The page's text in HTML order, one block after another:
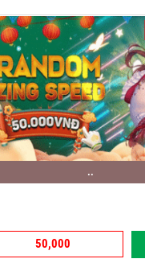
..
50,000